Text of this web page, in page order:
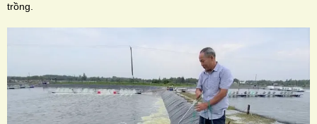
trồng.